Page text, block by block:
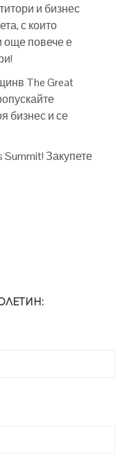
и бизнес
с които
още повече е
The Great
бизнес и се
Закупете